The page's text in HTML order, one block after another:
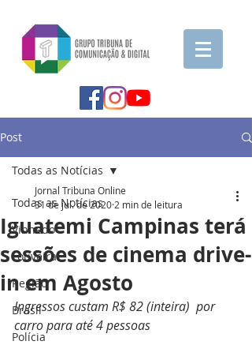
Post
Todas as Notícias
Vinhedo
Louveira
Região
Brasil
Polícia
Todas as Notícias
Iguatemi Campinas terá
sessões de cinema drive-
in em Agosto
Jornal Tribuna Online
31 de jul. de 2020 2 min de leitura
Ingressos custam R$ 82 (inteira)  por
carro para até 4 pessoas